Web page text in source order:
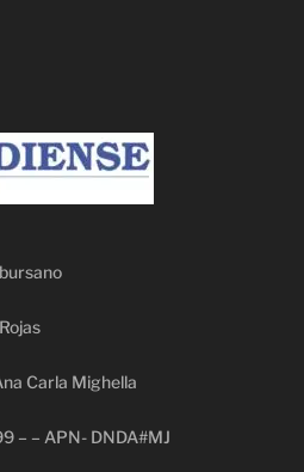
Carla Mighella
– – APN- DNDA#MJ